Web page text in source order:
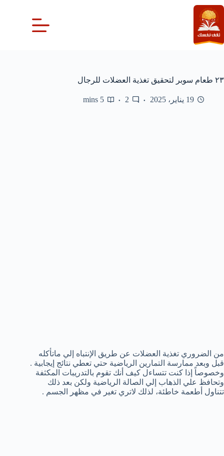
التجاوز
إلى
المحتوى
٢٣ طعام سوبر لتحقيق تغذية العضلات للرجال
19 يناير، 2025 2
5 mins
من الضروري تغذية العضلات عن طريق الإنتباه إلي ماتأكله
قبل وبعد ممارسة التمارين الرياضية حتي تعطي نتائج إيجابية .
وخصوصاً إذا كنت تتساءل كيف أنك تقوم بالتدريبات المكثفة
وتحافظ علي الذهاب إلي الصالة الرياضية ولكن بعد ذلك
تتناول أطعمة خاطئة، لذلك لاتري تغير في مظهر الجسم .